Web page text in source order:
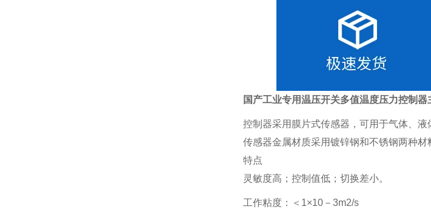
国产工业专用温压开关多值温度压力控制器
控制器采用膜片式传感器，可用于气体、
传感器金属材质采用镀锌钢和不锈钢两种材
特点
灵敏度高；控制值低；切换差小。
工作粘度：＜1×10－3m2/s